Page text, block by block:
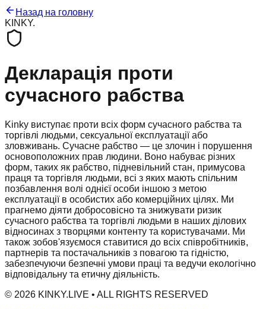
Назад на головну
KINKY.
Декларація проти
сучасного рабства
Kinky виступає проти всіх форм сучасного рабства та
торгівлі людьми, сексуальної експлуатації або
зловживань. Сучасне рабство — це злочин і порушення
основоположних прав людини. Воно набуває різних
форм, таких як рабство, підневільний стан, примусова
праця та торгівля людьми, всі з яких мають спільним
позбавлення волі однієї особи іншою з метою
експлуатації в особистих або комерційних цілях. Ми
прагнемо діяти добросовісно та знижувати ризик
сучасного рабства та торгівлі людьми в наших ділових
відносинах з творцями контенту та користувачами. Ми
також зобов'язуємося ставитися до всіх співробітників,
партнерів та постачальників з повагою та гідністю,
забезпечуючи безпечні умови праці та ведучи екологічно
відповідальну та етичну діяльність.
© 2026 KINKY.LIVE • ALL RIGHTS RESERVED